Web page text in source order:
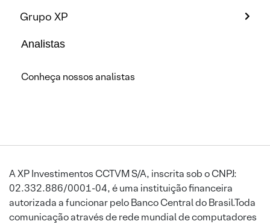
Grupo XP
Analistas
Conheça nossos analistas
A XP Investimentos CCTVM S/A, inscrita sob o CNPJ:
02.332.886/0001-04, é uma instituição financeira
autorizada a funcionar pelo Banco Central do Brasil.Toda
comunicação através de rede mundial de computadores